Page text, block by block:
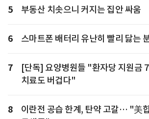
5 부동산 치솟으니 커지는 집안 싸움
6 스마트폰 배터리 유난히 빨리 닳는
7
[단독] 요양병원들 "환자당 지원금
치료도 버겁다"
8
이란전 공습 한계, 탄약 고갈… "美